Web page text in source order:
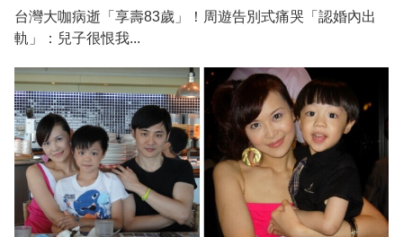
台灣大咖病逝「享壽83歲」！周遊告別式痛哭「認婚內出
軌」：兒子很恨我...